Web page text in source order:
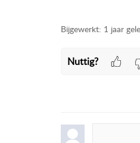
Bijgewerkt: 1 jaar
Nuttig?